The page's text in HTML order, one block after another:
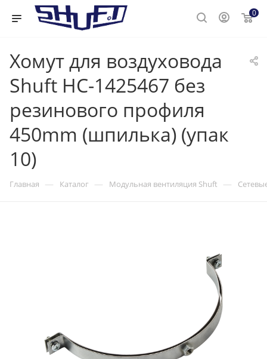
0
Хомут для воздуховода
Shuft НС-1425467 без
резинового профиля
450mm (шпилька) (упак
10)
Главная — Каталог — Модульная вентиляция Shuft —